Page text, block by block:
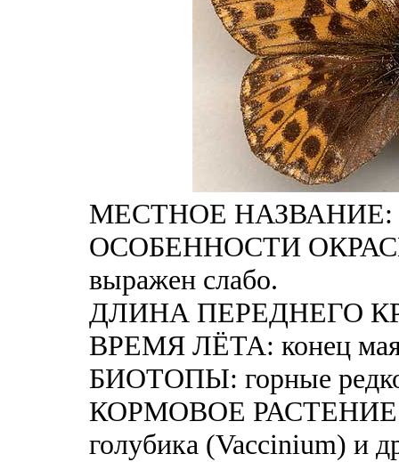
МЕСТНОЕ НАЗВАНИЕ:
ОСОБЕННОСТИ
выражен слабо.
ДЛИНА ПЕРЕДНЕГО
ВРЕМЯ ЛЁТА: конец мая
БИОТОПЫ: горные
КОРМОВОЕ РАСТЕНИЕ
голубика (Vaccinium) и